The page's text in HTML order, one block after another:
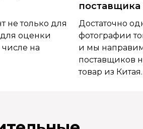
не только для
оценки
на
поставщика
Достаточно
фотографии
и мы
поставщиков
товар из Китая.